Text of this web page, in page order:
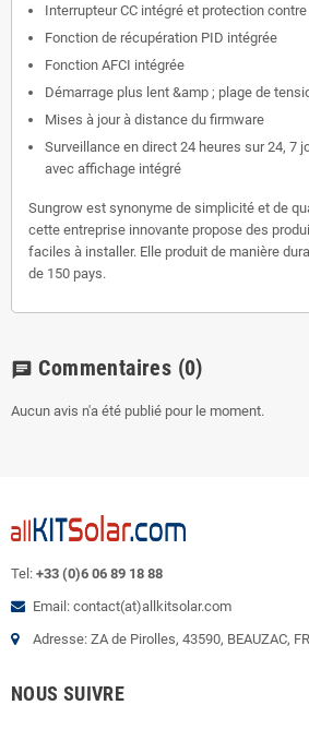
Interrupteur CC intégré et protection
Fonction de récupération PID intégrée
Fonction AFCI intégrée
Démarrage plus lent &amp ; plage de
Mises à jour à distance du firmware
Surveillance en direct 24 heures sur 24, 7
avec affichage intégré
Sungrow est synonyme de simplicité et de
cette entreprise innovante propose des
faciles à installer. Elle produit de manière
de 150 pays.
chat Commentaires (0)
Aucun avis n'a été publié pour le moment.
Tel: +33 (0)6 06 89 18 88
Email: contact(at)allkitsolar.com
Adresse: ZA de Pirolles, 43590, BEAUZAC,
NOUS SUIVRE